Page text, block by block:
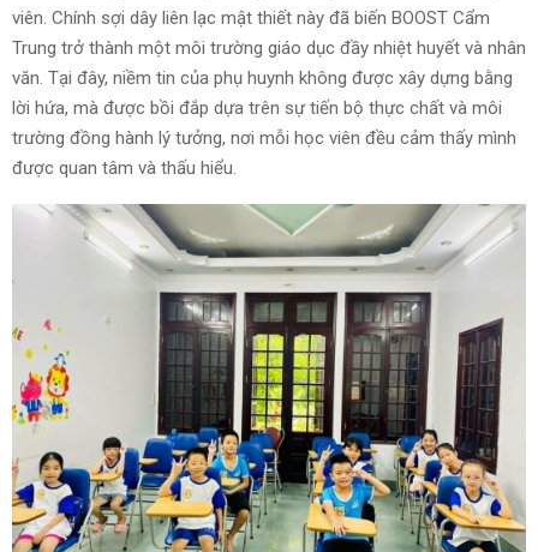
viên. Chính sợi dây liên lạc mật thiết này đã biến BOOST Cẩm
Trung trở thành một môi trường giáo dục đầy nhiệt huyết và nhân
văn. Tại đây, niềm tin của phụ huynh không được xây dựng bằng
lời hứa, mà được bồi đắp dựa trên sự tiến bộ thực chất và môi
trường đồng hành lý tưởng, nơi mỗi học viên đều cảm thấy mình
được quan tâm và thấu hiểu.